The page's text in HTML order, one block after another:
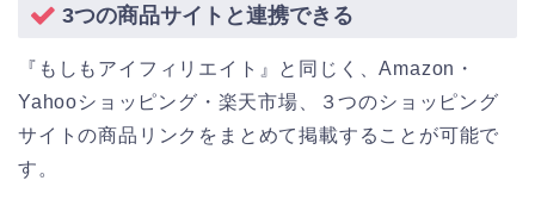
3つの商品サイトと連携できる
『もしもアイフィリエイト』と同じく、Amazon・
Yahooショッピング・楽天市場、３つのショッピング
サイトの商品リンクをまとめて掲載することが可能で
す。